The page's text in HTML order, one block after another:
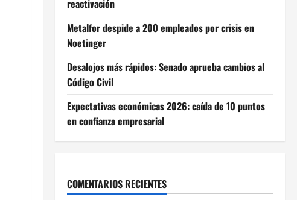
reactivación
Metalfor despide a 200 empleados por crisis en
Noetinger
Desalojos más rápidos: Senado aprueba cambios al
Código Civil
Expectativas económicas 2026: caída de 10 puntos
en confianza empresarial
COMENTARIOS RECIENTES